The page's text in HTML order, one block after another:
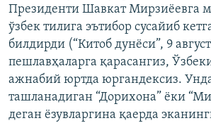
Президенти Шавкат Мирзиёевга
ўзбек тилига эътибор сусайиб
билдирди (“Китоб дунёси”, 9
пешлавҳаларга қарасангиз,
ажнабий юртда юргандексиз.
ташланадиган “Дорихона” ёки
деган ёзувларгина қаерда